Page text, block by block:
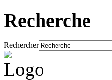
Recherche
Rechercher